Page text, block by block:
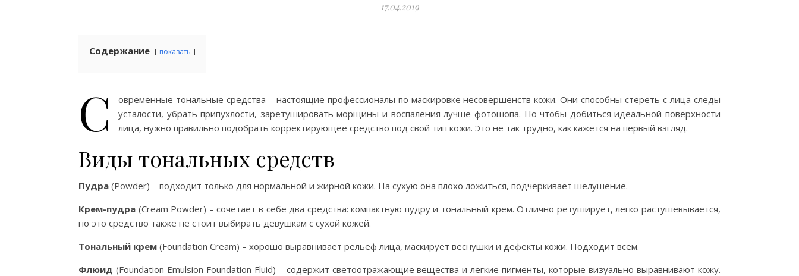
17.04.2019
Содержание показать
С
овременные тональные средства – настоящие профессионалы по маскировке несовершенств кожи. Они способны стереть с лица следы
усталости, убрать припухлости, заретушировать морщины и воспаления лучше фотошопа. Но чтобы добиться идеальной поверхности
лица, нужно правильно подобрать корректирующее средство под свой тип кожи. Это не так трудно, как кажется на первый взгляд.
Виды тональных средств
Пудра (Powder) – подходит только для нормальной и жирной кожи. На сухую она плохо ложиться, подчеркивает шелушение.
Крем-пудра (Cream Powder) – сочетает в себе два средства: компактную пудру и тональный крем. Отлично ретуширует, легко растушевывается,
но это средство также не стоит выбирать девушкам с сухой кожей.
Тональный крем (Foundation Cream) – хорошо выравнивает рельеф лица, маскирует веснушки и дефекты кожи. Подходит всем.
Флюид (Foundation Emulsion Foundation Fluid) – содержит светоотражающие вещества и легкие пигменты, которые визуально выравнивают кожу.